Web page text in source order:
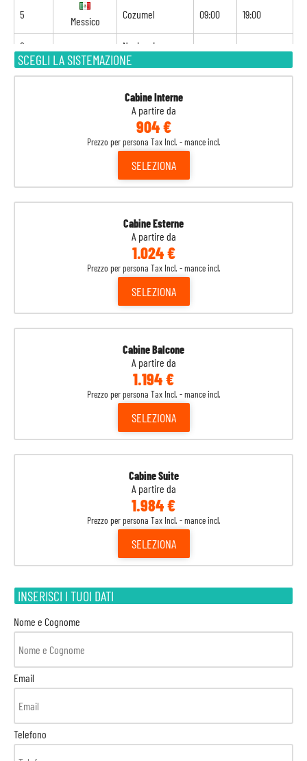
SCEGLI LA SISTEMAZIONE
Cabine Interne
A partire da
904 €
Prezzo per persona Tax Incl. - mance incl.
SELEZIONA
Cabine Esterne
A partire da
1.024 €
Prezzo per persona Tax Incl. - mance incl.
SELEZIONA
Cabine Balcone
A partire da
1.194 €
Prezzo per persona Tax Incl. - mance incl.
SELEZIONA
Cabine Suite
A partire da
1.984 €
Prezzo per persona Tax Incl. - mance incl.
SELEZIONA
INSERISCI I TUOI DATI
Nome e Cognome
Email
Telefono
5
Messico
Cozumel 09:00 19:00
6 Navigazione
7 Ocean Cay 08:00 20:00
Miami